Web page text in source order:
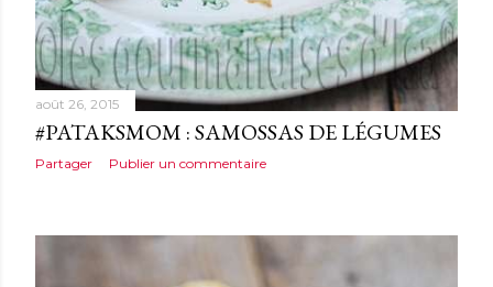
août 26, 2015
#PATAKSMOM : SAMOSSAS DE LÉGUMES
Partager Publier un commentaire